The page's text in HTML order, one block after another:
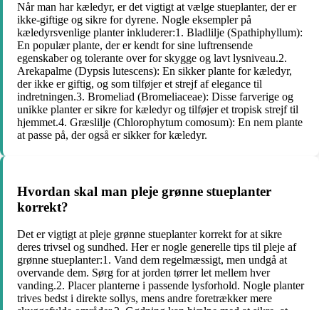
Når man har kæledyr, er det vigtigt at vælge stueplanter, der er
ikke-giftige og sikre for dyrene. Nogle eksempler på
kæledyrsvenlige planter inkluderer:1. Bladlilje (Spathiphyllum):
En populær plante, der er kendt for sine luftrensende
egenskaber og tolerante over for skygge og lavt lysniveau.2.
Arekapalme (Dypsis lutescens): En sikker plante for kæledyr,
der ikke er giftig, og som tilføjer et strejf af elegance til
indretningen.3. Bromeliad (Bromeliaceae): Disse farverige og
unikke planter er sikre for kæledyr og tilføjer et tropisk strejf til
hjemmet.4. Græslilje (Chlorophytum comosum): En nem plante
at passe på, der også er sikker for kæledyr.
Hvordan skal man pleje grønne stueplanter
korrekt?
Det er vigtigt at pleje grønne stueplanter korrekt for at sikre
deres trivsel og sundhed. Her er nogle generelle tips til pleje af
grønne stueplanter:1. Vand dem regelmæssigt, men undgå at
overvande dem. Sørg for at jorden tørrer let mellem hver
vanding.2. Placer planterne i passende lysforhold. Nogle planter
trives bedst i direkte sollys, mens andre foretrækker mere